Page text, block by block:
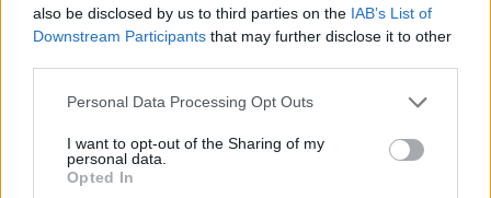
also be disclosed by us to third parties on the IAB’s List of
Downstream Participants that may further disclose it to other
Personal Data Processing Opt Outs
I want to opt-out of the Sharing of my
personal data.
Opted In
Благодаря, получи се. Топки и много повече бисквити
Искат се 2 526 бр. Имам само 3 обора. Ако има от
предлагат. И тази зимна корейска ела ще ми се опре.
Искат се 9 296 бр. Имам 6 дървета. Не знам как ще
събера кардиналите и елата. Някой може ли да